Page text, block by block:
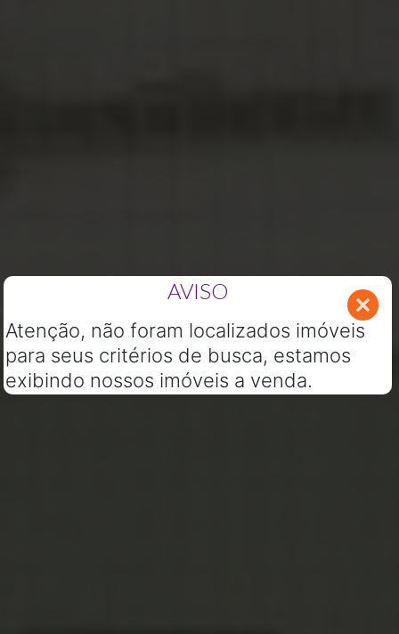
AVISO
Atenção, não foram localizados imóveis
para seus critérios de busca, estamos
exibindo nossos imóveis a venda.